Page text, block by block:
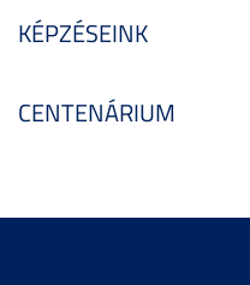
KÉPZÉSEINK
CENTENÁRIUM